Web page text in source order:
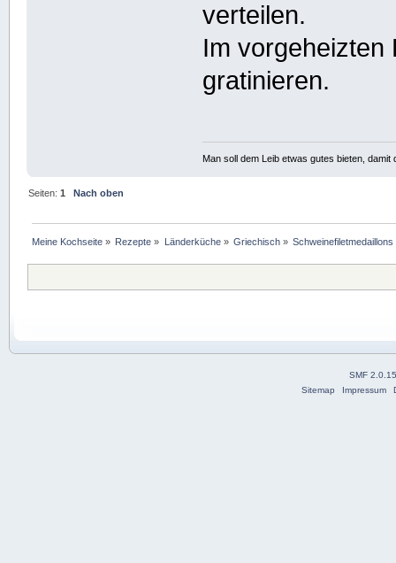
verteilen.
Im vorgeheizten
gratinieren.
Man soll dem Leib etwas gutes bieten,
Seiten:1 Nach oben
Meine Kochseite » Rezepte » Länderküche» Griechisch »
SMF
Sitemap
Impressum